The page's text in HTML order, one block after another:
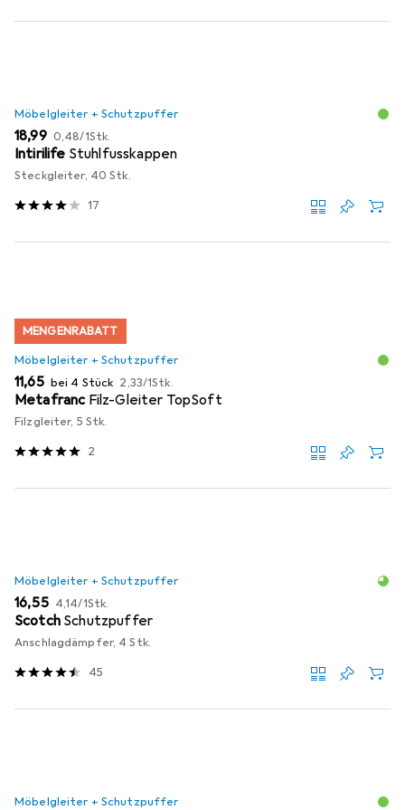
Möbelgleiter + Schutzpuffer
EUR
18,99 EUR
0,48/1Stk.
Intirilife Stuhlfusskappen
Steckgleiter, 40 Stk.
17
MENGENRABATT
Möbelgleiter + Schutzpuffer
EUR
11,65 bei 4 Stück EUR
2,33/1Stk.
Metafranc Filz-Gleiter TopSoft
Filzgleiter, 5 Stk.
2
Möbelgleiter + Schutzpuffer
EUR
16,55 EUR
4,14/1Stk.
Scotch Schutzpuffer
Anschlagdämpfer, 4 Stk.
45
Möbelgleiter + Schutzpuffer